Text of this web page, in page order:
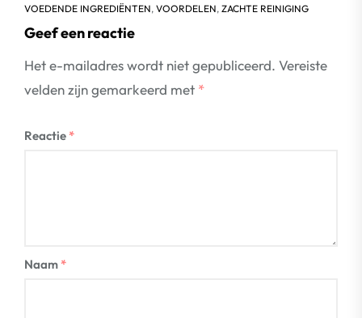
VOEDENDE INGREDIËNTEN, VOORDELEN, ZACHTE REINIGING
Geef een reactie
Het e-mailadres wordt niet gepubliceerd. Vereiste
velden zijn gemarkeerd met *
Reactie *
Naam *